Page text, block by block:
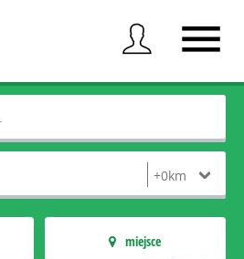
miejsce